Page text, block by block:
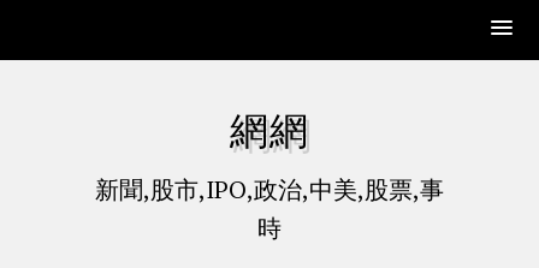
網網
新聞,股市,IPO,政治,中美,股票,事
時